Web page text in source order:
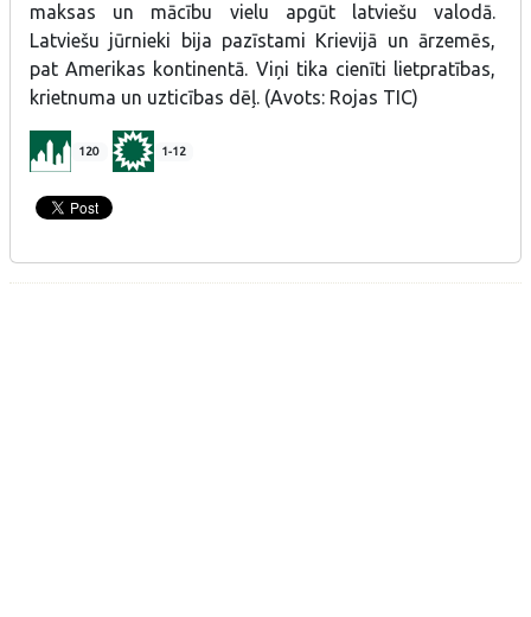
maksas un mācību vielu apgūt latviešu valodā.
Latviešu jūrnieki bija pazīstami Krievijā un ārzemēs,
pat Amerikas kontinentā. Viņi tika cienīti lietpratības,
krietnuma un uzticības dēļ. (Avots: Rojas TIC)
120 1-12